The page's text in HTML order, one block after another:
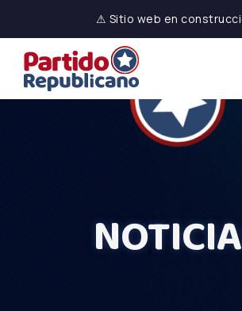
⚠ Sitio web en